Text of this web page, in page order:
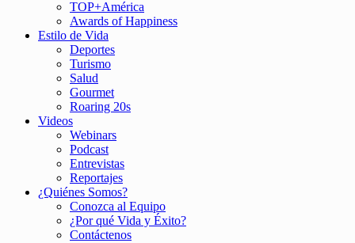
TOP+América
Awards of Happiness
Estilo de Vida
Deportes
Turismo
Salud
Gourmet
Roaring 20s
Videos
Webinars
Podcast
Entrevistas
Reportajes
¿Quiénes Somos?
Conozca al Equipo
¿Por qué Vida y Éxito?
Contáctenos